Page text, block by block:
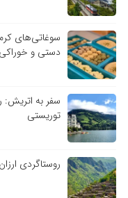
سوغاتی‌های
دستی و
سفر به اتریش:
توریستی
روستاگردی